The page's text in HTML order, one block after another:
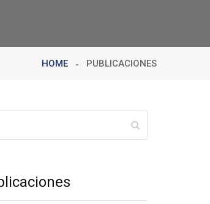
HOME PUBLICACIONES